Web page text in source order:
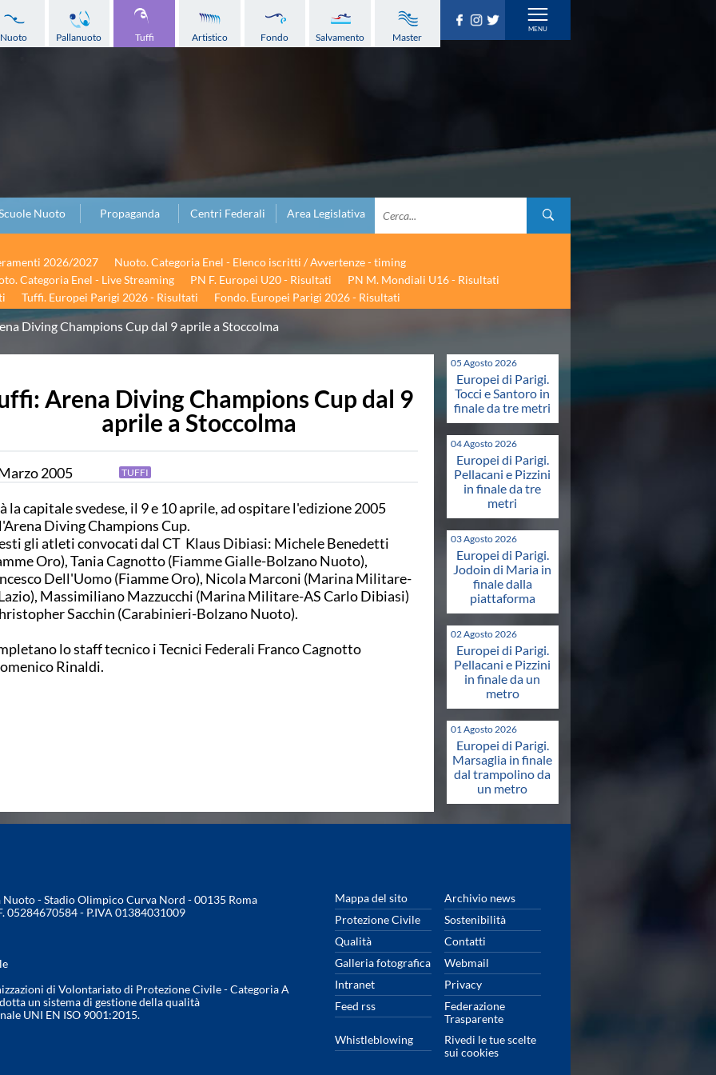
Nuoto Pallanuoto Tuffi Artistico Fondo Salvamento Master
Nuoto Propaganda Centri Federali Area Legislativa
2026/2027
Nuoto. Categoria Enel - Elenco iscritti / Avvertenze - timing
Categoria Enel - Live Streaming PN F. Europei U20 - Risultati
PN M. Mondiali U16 - Risultati
Tuffi. Europei Parigi 2026 - Risultati Fondo. Europei Parigi 2026 - Risultati
Diving Champions Cup dal 9 aprile a Stoccolma
Arena Diving Champions Cup dal 9
aprile a Stoccolma
2005 TUFFI
la capitale svedese, il 9 e 10 aprile, ad ospitare l'edizione 2005
Diving Champions Cup.
gli atleti convocati dal CT Klaus Dibiasi: Michele Benedetti
Oro), Tania Cagnotto (Fiamme Gialle-Bolzano Nuoto),
Dell'Uomo (Fiamme Oro), Nicola Marconi (Marina Militare-
Massimiliano Mazzucchi (Marina Militare-AS Carlo Dibiasi)
Sacchin (Carabinieri-Bolzano Nuoto).
lo staff tecnico i Tecnici Federali Franco Cagnotto
Rinaldi.
05 Agosto 2026
Europei di Parigi.
Tocci e Santoro in
finale da tre metri
04 Agosto 2026
Europei di Parigi.
Pellacani e Pizzini
in finale da tre
metri
03 Agosto 2026
Europei di Parigi.
Jodoin di Maria in
finale dalla
piattaforma
02 Agosto 2026
Europei di Parigi.
Pellacani e Pizzini
in finale da un
metro
01 Agosto 2026
Europei di Parigi.
Marsaglia in finale
dal trampolino da
un metro
- Stadio Olimpico Curva Nord - 00135 Roma
05284670584 - P.IVA 01384031009
di Volontariato di Protezione Civile - Categoria A
un sistema di gestione della qualità
UNI EN ISO 9001:2015.
Mappa del sito
Archivio news
Protezione Civile
Sostenibilità
Qualità
Contatti
Galleria fotografica
Webmail
Intranet
Privacy
Feed rss
Federazione
Trasparente
Whistleblowing
Rivedi le tue scelte
sui cookies